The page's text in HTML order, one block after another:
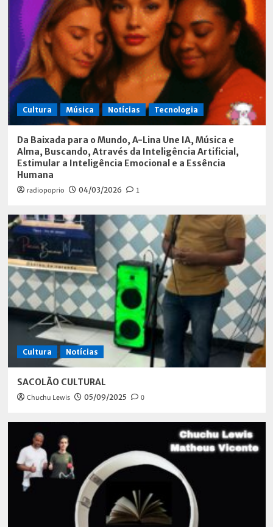
Cultura Música Notícias Tecnologia
Da Baixada para o Mundo, A-Lina Une IA, Música e
Alma, Buscando, Através da Inteligência Artificial,
Estimular a Inteligência Emocional e a Essência
Humana
radiopoprio 04/03/2026 1
Cultura Notícias
SACOLÃO CULTURAL
Chuchu Lewis 05/09/2025 0